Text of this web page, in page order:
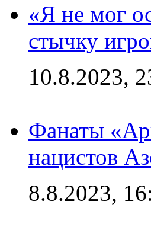
«Я не мог
стычку
10.8.2023,
Фанаты
нацистов
8.8.2023,